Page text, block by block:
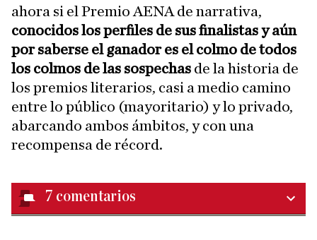
ahora si el Premio AENA de narrativa,
conocidos los perfiles de sus finalistas y aún
por saberse el ganador es el colmo de todos
los colmos de las sospechas de la historia de
los premios literarios, casi a medio camino
entre lo público (mayoritario) y lo privado,
abarcando ambos ámbitos, y con una
recompensa de récord.
7 comentarios